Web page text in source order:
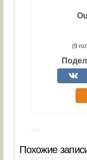
(9
Похожие